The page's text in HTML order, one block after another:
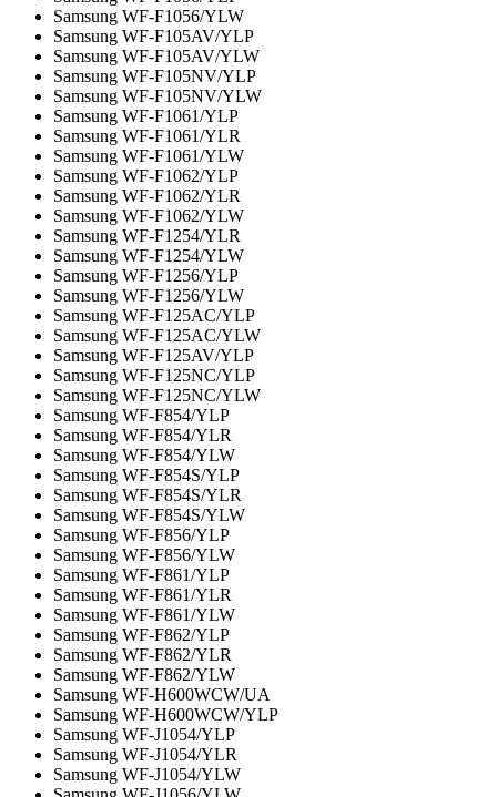
Samsung WF-F1056/YLW
Samsung WF-F105AV/YLP
Samsung WF-F105AV/YLW
Samsung WF-F105NV/YLP
Samsung WF-F105NV/YLW
Samsung WF-F1061/YLP
Samsung WF-F1061/YLR
Samsung WF-F1061/YLW
Samsung WF-F1062/YLP
Samsung WF-F1062/YLR
Samsung WF-F1062/YLW
Samsung WF-F1254/YLR
Samsung WF-F1254/YLW
Samsung WF-F1256/YLP
Samsung WF-F1256/YLW
Samsung WF-F125AC/YLP
Samsung WF-F125AC/YLW
Samsung WF-F125AV/YLP
Samsung WF-F125NC/YLP
Samsung WF-F125NC/YLW
Samsung WF-F854/YLP
Samsung WF-F854/YLR
Samsung WF-F854/YLW
Samsung WF-F854S/YLP
Samsung WF-F854S/YLR
Samsung WF-F854S/YLW
Samsung WF-F856/YLP
Samsung WF-F856/YLW
Samsung WF-F861/YLP
Samsung WF-F861/YLR
Samsung WF-F861/YLW
Samsung WF-F862/YLP
Samsung WF-F862/YLR
Samsung WF-F862/YLW
Samsung WF-H600WCW/UA
Samsung WF-H600WCW/YLP
Samsung WF-J1054/YLP
Samsung WF-J1054/YLR
Samsung WF-J1054/YLW